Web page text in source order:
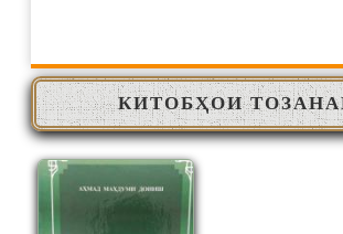
КИТОБҲОИ